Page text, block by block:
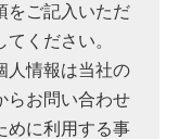
をご記入いただ
ください。
人情報は当社の
らお問い合わせ
めに利用する事